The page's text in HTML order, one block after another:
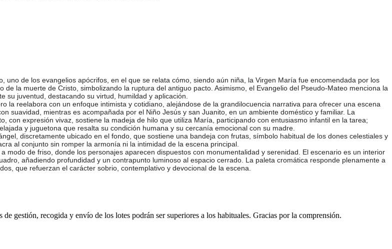
de los evangelios apócrifos, en el que se relata cómo, siendo aún niña, la Virgen María fue encomendada por los
la muerte de Cristo, simbolizando la ruptura del antiguo pacto. Asimismo, el Evangelio del Pseudo-Mateo menciona la
su juventud, destacando su virtud, humildad y aplicación.
la reelabora con un enfoque intimista y cotidiano, alejándose de la grandilocuencia narrativa para ofrecer una escena
suavidad, mientras es acompañada por el Niño Jesús y san Juanito, en un ambiente doméstico y familiar. La
con expresión vivaz, sostiene la madeja de hilo que utiliza María, participando con entusiasmo infantil en la tarea;
y juguetona que resalta su condición humana y su cercanía emocional con su madre.
discretamente ubicado en el fondo, que sostiene una bandeja con frutas, símbolo habitual de los dones celestiales y
al conjunto sin romper la armonía ni la intimidad de la escena principal.
de friso, donde los personajes aparecen dispuestos con monumentalidad y serenidad. El escenario es un interior
añadiendo profundidad y un contrapunto luminoso al espacio cerrado. La paleta cromática responde plenamente a
que refuerzan el carácter sobrio, contemplativo y devocional de la escena.
gestión, recogida y envío de los lotes podrán ser superiores a los habituales. Gracias por la comprensión.